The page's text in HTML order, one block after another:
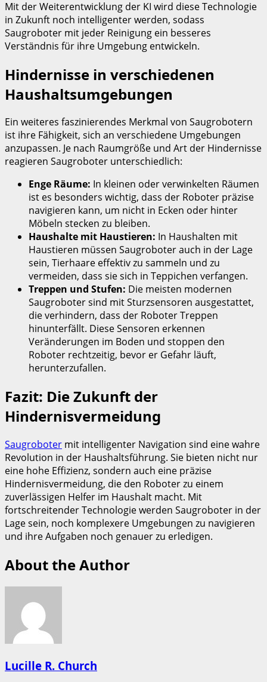
Mit der Weiterentwicklung der KI wird diese Technologie
in Zukunft noch intelligenter werden, sodass
Saugroboter mit jeder Reinigung ein besseres
Verständnis für ihre Umgebung entwickeln.
Hindernisse in verschiedenen
Haushaltsumgebungen
Ein weiteres faszinierendes Merkmal von Saugrobotern
ist ihre Fähigkeit, sich an verschiedene Umgebungen
anzupassen. Je nach Raumgröße und Art der Hindernisse
reagieren Saugroboter unterschiedlich:
Enge Räume: In kleinen oder verwinkelten Räumen
ist es besonders wichtig, dass der Roboter präzise
navigieren kann, um nicht in Ecken oder hinter
Möbeln stecken zu bleiben.
Haushalte mit Haustieren: In Haushalten mit
Haustieren müssen Saugroboter auch in der Lage
sein, Tierhaare effektiv zu sammeln und zu
vermeiden, dass sie sich in Teppichen verfangen.
Treppen und Stufen: Die meisten modernen
Saugroboter sind mit Sturzsensoren ausgestattet,
die verhindern, dass der Roboter Treppen
hinunterfällt. Diese Sensoren erkennen
Veränderungen im Boden und stoppen den
Roboter rechtzeitig, bevor er Gefahr läuft,
herunterzufallen.
Fazit: Die Zukunft der
Hindernisvermeidung
Saugroboter mit intelligenter Navigation sind eine wahre
Revolution in der Haushaltsführung. Sie bieten nicht nur
eine hohe Effizienz, sondern auch eine präzise
Hindernisvermeidung, die den Roboter zu einem
zuverlässigen Helfer im Haushalt macht. Mit
fortschreitender Technologie werden Saugroboter in der
Lage sein, noch komplexere Umgebungen zu navigieren
und ihre Aufgaben noch genauer zu erledigen.
About the Author
Lucille R. Church